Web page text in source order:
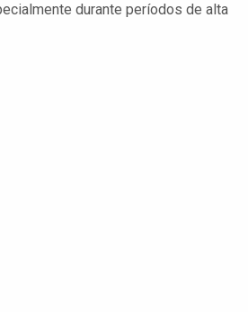
durante períodos de alta